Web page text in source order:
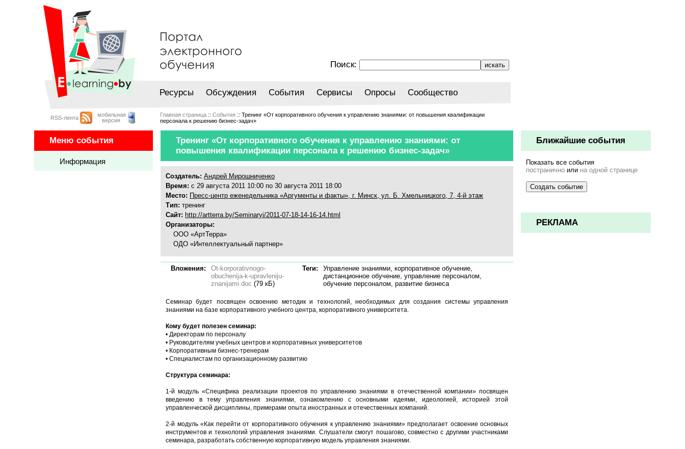
Поиск:
Ресурсы Обсуждения События Сервисы Опросы Сообщество
RSS-лента
мобильная
версия
Главная страница :: События :: Тренинг «От корпоративного обучения к управлению знаниями: от повышения квалификации
персонала к решению бизнес-задач»
Меню события
Информация
Тренинг «От корпоративного обучения к управлению знаниями: от
повышения квалификации персонала к решению бизнес-задач»
Создатель: Андрей Мирошниченко
Время: с 29 августа 2011 10:00 по 30 августа 2011 18:00
Место: Пресс-центр еженедельника «Аргументы и факты», г. Минск, ул. Б. Хмельницкого, 7, 4-й этаж
Тип: тренинг
Сайт: http://artterra.by/Seminaryi/2011-07-18-14-16-14.html
Организаторы:
ООО «АртТерра»
ОДО «Интеллектуальный партнер»
Вложения:
Ot-korporativnogo-
obuchenija-k-upravleniju-
znanijami.doc (79 кБ)
Теги:
Управление знаниями, корпоративное обучение,
дистанционное обучение, управление персоналом,
обучение персоналом, развитие бизнеса
Семинар будет посвящен освоению методик и технологий, необходимых для создания системы управления
знаниями на базе корпоративного учебного центра, корпоративного университета.
Кому будет полезен семинар:
• Директорам по персоналу
• Руководителям учебных центров и корпоративных университетов
• Корпоративным бизнес-тренерам
• Специалистам по организационному развитию
Структура семинара:
1-й модуль «Специфика реализации проектов по управлению знаниями в отечественной компании» посвящен
введению в тему управления знаниями, ознакомлению с основными идеями, идеологией, историей этой
управленческой дисциплины, примерами опыта иностранных и отечественных компаний.
2-й модуль «Как перейти от корпоративного обучения к управлению знаниями» предполагает освоение основных
инструментов и технологий управления знаниями. Слушатели смогут пошагово, совместно с другими участниками
семинара, разработать собственную корпоративную модель управления знаниями.
Ближайшие события
Показать все события
постранично или на одной странице
РЕКЛАМА